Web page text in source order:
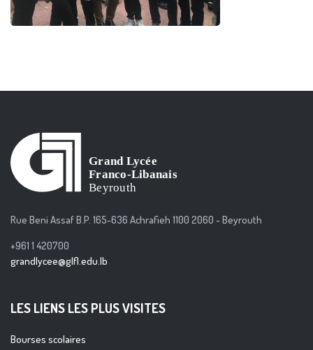
Rue Beni Assaf B.P. 165-636 Achrafieh 1100 2060 - Beyrouth
+961 1 420700
grandlycee@glfl.edu.lb
LES LIENS LES PLUS VISITES
Bourses scolaires